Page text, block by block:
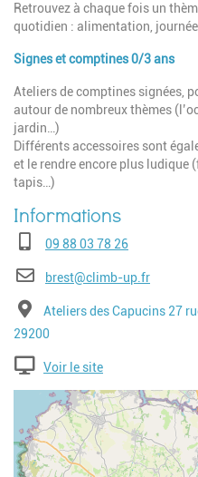
Retrouvez à chaque fois un
quotidien : alimentation,
Signes et comptines 0/3 ans
Ateliers de comptines signées,
autour de nombreux thèmes
jardin…)
Différents accessoires sont
et le rendre encore plus ludique
tapis…)
Téléphone09 88 03 78 26
E-mailbrest@climb-up.fr
AdresseAteliers des Capucins 27
Code postal
29200
Voir le site
Geolocalisation